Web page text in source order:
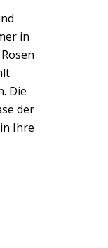
in
Die
der
Ihre